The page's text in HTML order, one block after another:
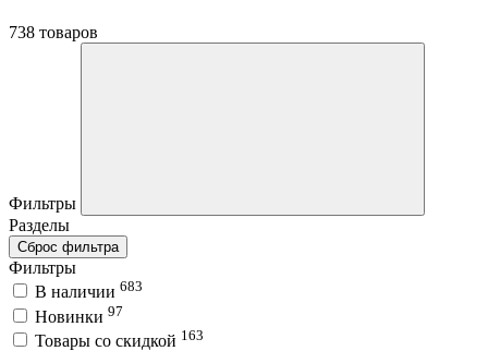
738 товаров
Фильтры
Разделы
Сброс фильтра
Фильтры
В наличии 683
Новинки 97
Товары со скидкой 163